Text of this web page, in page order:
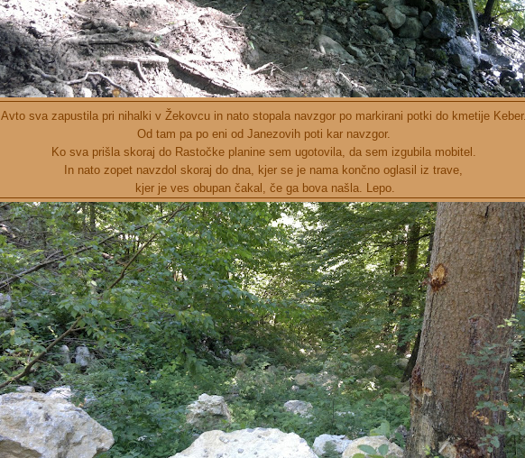
Avto sva zapustila pri nihalki v Žekovcu in nato stopala navzgor po markirani potki do kmetije Keber.
Od tam pa po eni od Janezovih poti kar navzgor.
Ko sva prišla skoraj do Rastočke planine sem ugotovila, da sem izgubila mobitel.
In nato zopet navzdol skoraj do dna, kjer se je nama končno oglasil iz trave,
kjer je ves obupan čakal, če ga bova našla. Lepo.